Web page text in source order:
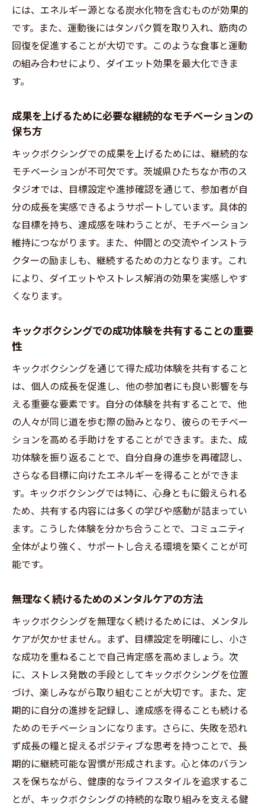
には、エネルギー源となる炭水化物を含むものが効果的
です。また、運動後にはタンパク質を取り入れ、筋肉の
回復を促進することが大切です。このような食事と運動
の組み合わせにより、ダイエット効果を最大化できま
す。
成果を上げるために必要な継続的なモチベーションの
保ち方
キックボクシングでの成果を上げるためには、継続的な
モチベーションが不可欠です。茨城県ひたちなか市のス
タジオでは、目標設定や進捗確認を通じて、参加者が自
分の成長を実感できるようサポートしています。具体的
な目標を持ち、達成感を味わうことが、モチベーション
維持につながります。また、仲間との交流やインストラ
クターの励ましも、継続するための力となります。これ
により、ダイエットやストレス解消の効果を実感しやす
くなります。
キックボクシングでの成功体験を共有することの重要
性
キックボクシングを通じて得た成功体験を共有すること
は、個人の成長を促進し、他の参加者にも良い影響を与
える重要な要素です。自分の体験を共有することで、他
の人々が同じ道を歩む際の励みとなり、彼らのモチベー
ションを高める手助けをすることができます。また、成
功体験を振り返ることで、自分自身の進歩を再確認し、
さらなる目標に向けたエネルギーを得ることができま
す。キックボクシングでは特に、心身ともに鍛えられる
ため、共有する内容には多くの学びや感動が詰まってい
ます。こうした体験を分かち合うことで、コミュニティ
全体がより強く、サポートし合える環境を築くことが可
能です。
無理なく続けるためのメンタルケアの方法
キックボクシングを無理なく続けるためには、メンタル
ケアが欠かせません。まず、目標設定を明確にし、小さ
な成功を重ねることで自己肯定感を高めましょう。次
に、ストレス発散の手段としてキックボクシングを位置
づけ、楽しみながら取り組むことが大切です。また、定
期的に自分の進捗を記録し、達成感を得ることも続ける
ためのモチベーションになります。さらに、失敗を恐れ
ず成長の糧と捉えるポジティブな思考を持つことで、長
期的に継続可能な習慣が形成されます。心と体のバラン
スを保ちながら、健康的なライフスタイルを追求するこ
とが、キックボクシングの持続的な取り組みを支える鍵